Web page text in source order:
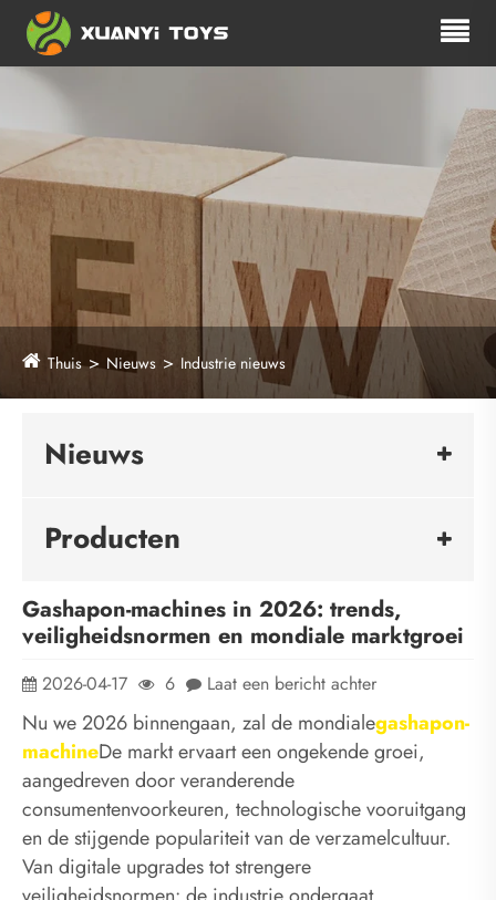
Thuis Nieuws Industrie nieuws
Nieuws
Producten
Gashapon-machines in 2026: trends,
veiligheidsnormen en mondiale marktgroei
2026-04-17 6 Laat een bericht achter
Nu we 2026 binnengaan, zal de mondialegashapon-
machineDe markt ervaart een ongekende groei,
aangedreven door veranderende
consumentenvoorkeuren, technologische vooruitgang
en de stijgende populariteit van de verzamelcultuur.
Van digitale upgrades tot strengere